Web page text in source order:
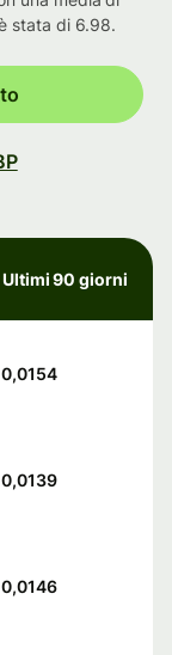
stata di 6.98.
Ultimi 90 giorni
0,0154
0,0139
0,0146